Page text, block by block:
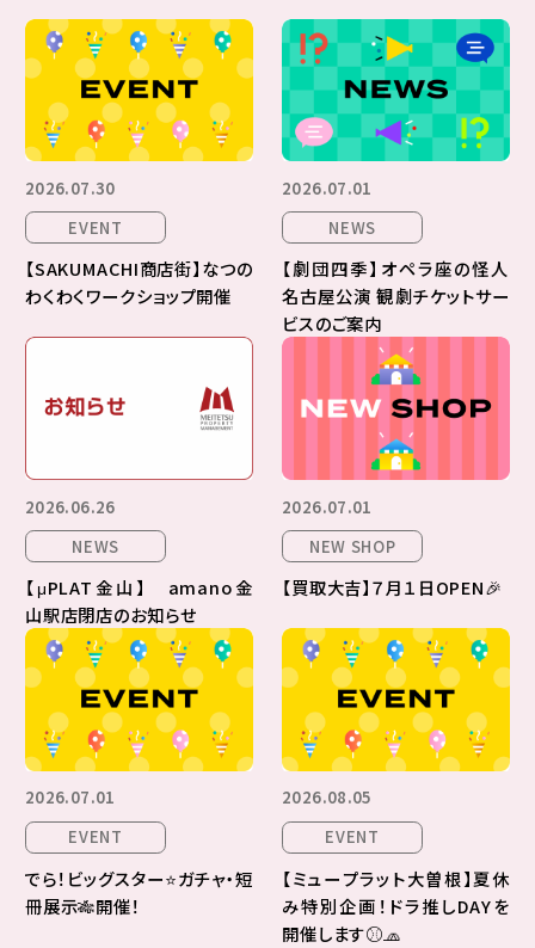
2026.07.30
EVENT
【SAKUMACHI商店街】なつの
わくわくワークショップ開催
2026.07.01
NEWS
【劇団四季】オペラ座の怪人
名古屋公演 観劇チケットサー
ビスのご案内
2026.06.26
NEWS
【μPLAT金山】 amano金
山駅店閉店のお知らせ
2026.07.01
NEW SHOP
【買取大吉】７月１日OPEN🎉
2026.07.01
EVENT
でら！ビッグスター⭐ガチャ・短
冊展示🎋開催！
2026.08.05
EVENT
【ミュープラット大曽根】夏休
み特別企画！ドラ推しDAYを
開催します⚾🧢